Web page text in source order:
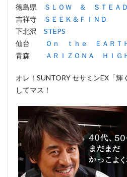
徳島県
ＳＬＯＷ ＆ ＳＴＥＡ
吉祥寺
ＳＥＥＫ＆ＦＩＮＤ
下北沢 STEPS
仙台
Ｏｎ ｔｈｅ ＥＡＲＴ
青森
ＡＲＩＺＯＮＡ ＨＩＧ
オレ！SUNTORY セサミンEX「
してマス！